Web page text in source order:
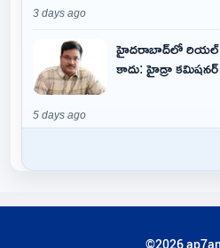
3 days ago
హైదరాబాద్‌లో రియల్
కాదు: హైడ్రా
5 days ago
©2026